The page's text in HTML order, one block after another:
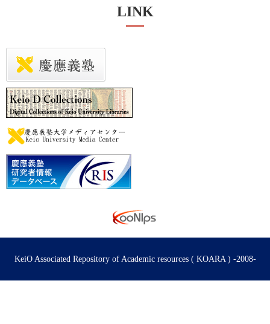
LINK
KeiO Associated Repository of Academic resources ( KOARA ) -2008-